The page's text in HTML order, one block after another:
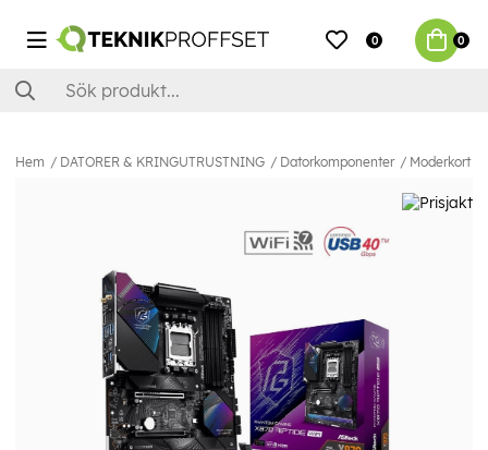
0 0
Hem DATORER & KRINGUTRUSTNING Datorkomponenter Moderkort